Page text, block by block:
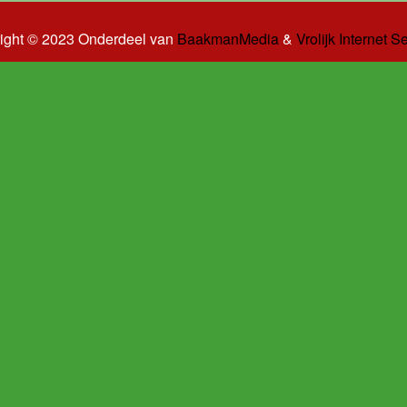
© 2023 Onderdeel van BaakmanMedia& Vrolijk Internet